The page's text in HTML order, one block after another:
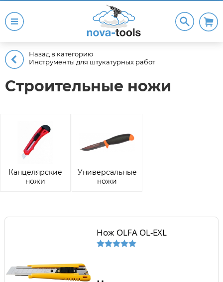
Назад в категорию
Инструменты для штукатурных работ
Строительные ножи
Канцелярские
ножи
Универсальные
ножи
Нож OLFA OL-EXL